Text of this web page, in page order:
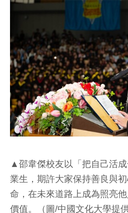
▲邵韋傑校友以「把自己活
業生，期許大家保持善良與
命，在未來道路上成為照亮
價值。（圖/中國文化大學提供